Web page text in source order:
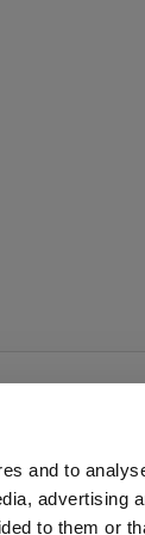
and to
advertising
to them or
order